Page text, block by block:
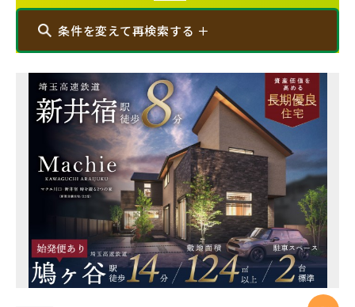
条件を変えて再検索する ＋
エリアから探す
埼玉・中央エリア(50)
さいたま市(19)
さいたま市西区(4)
さいたま市北区(2)
さいたま市大宮区(0)
さいたま市見沼区(5)